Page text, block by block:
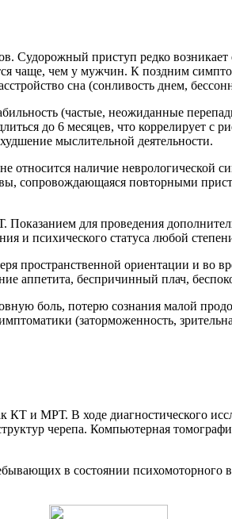
Судорожный приступ редко
чем у мужчин. К поздним
сна (сонливость днем,
(частые, неожиданные
до 6 месяцев, что коррелирует с
мыслительной деятельности.
относится наличие
сопровождающаяся повторными
для проведения
и психического статуса любой
пространственной ориентации и
аппетита, беспричинный плач,
боль, потерю сознания малой
(заторможенность,
КТ и МРТ. В ходе диагностического
черепа. Компьютерная
в состоянии психомоторного